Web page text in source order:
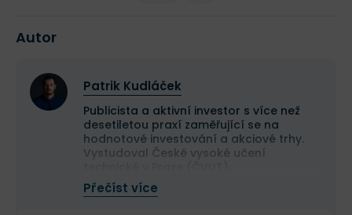
Autor
Patrik Kudláček
Publicista a aktivní investor s více než
desetiletou praxí zaměřující se na
hodnotové investování a akciové trhy.
Vystudoval České vysoké učení
Ve své investiční strategii kombinuje
aktivní i pasivní přístup a zaměřuje se
Přečíst více